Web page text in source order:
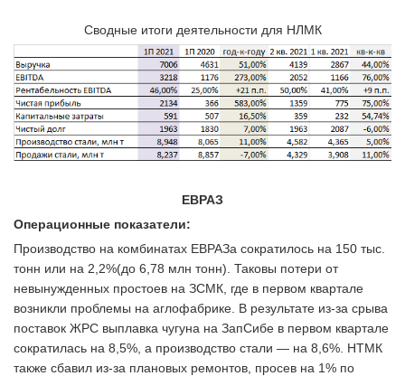
Сводные итоги деятельности для НЛМК
ЕВРАЗ
Операционные показатели:
Производство на комбинатах ЕВРАЗа сократилось на 150 тыс.
тонн или на 2,2%(до 6,78 млн тонн). Таковы потери от
невынужденных простоев на ЗСМК, где в первом квартале
возникли проблемы на аглофабрике. В результате из-за срыва
поставок ЖРС выплавка чугуна на ЗапСибе в первом квартале
сократилась на 8,5%, а производство стали — на 8,6%. НТМК
также сбавил из-за плановых ремонтов, просев на 1% по